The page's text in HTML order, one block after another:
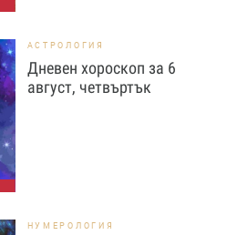
АСТРОЛОГИЯ
Дневен хороскоп за 6
август, четвъртък
НУМЕРОЛОГИЯ